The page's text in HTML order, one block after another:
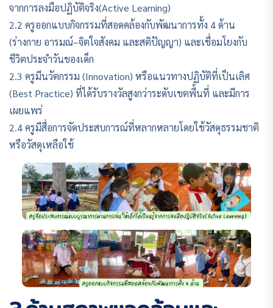
จากการลงมือปฏิบัติจริง(Active Learning)
2.2 ครูออกแบบกิจกรรมที่สอดคล้องกับพัฒนาการทั้ง 4 ด้าน
(ร่างกาย อารมณ์–จิตใจสังคม และสติปัญญา) และเชื่อมโยงกับ
ชีวิตประจำวันของเด็ก
2.3 ครูมีนวัตกรรม (Innovation) หรือแนวทางปฏิบัติที่เป็นเลิศ
(Best Practice) ที่ได้รับรางวัลสูงกว่าระดับเขตพื้นที่ และมีการ
เผยแพร่
2.4 ครูมีสื่อการจัดประสบการณ์ที่หลากหลายโดยใช้วัสดุธรรมชาติ
หรือวัสดุเหลือใช้